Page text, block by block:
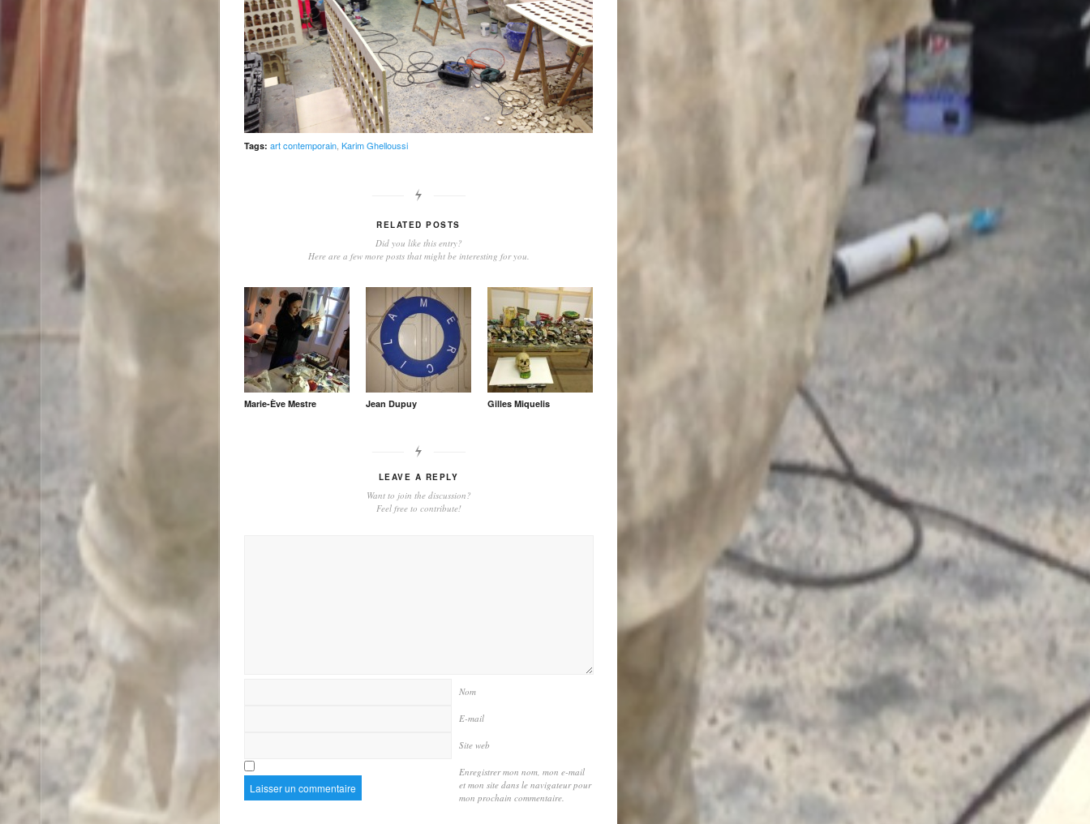
Tags: art contemporain Karim Ghelloussi
RELATED POSTS
Did you like this entry?
Here are a few more posts that might be interesting for you.
Marie-Ève Mestre Jean Dupuy Gilles Miquelis
LEAVE A REPLY
Want to join the discussion?
Feel free to contribute!
Nom
E-mail
Site web
Enregistrer mon nom, mon e-mail
et mon site dans le navigateur pour
mon prochain commentaire.